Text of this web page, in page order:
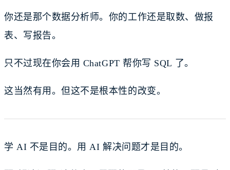
你还是那个数据分析师。你的工作还是取数、做报
表、写报告。
只不过现在你会用 ChatGPT 帮你写 SQL 了。
这当然有用。但这不是根本性的改变。
学 AI 不是目的。用 AI 解决问题才是目的。